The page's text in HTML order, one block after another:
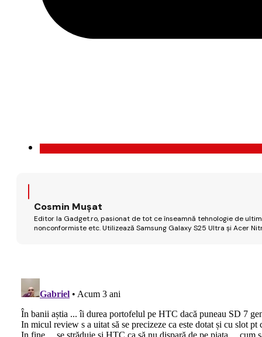
Cosmin Mușat
Editor la Gadget.ro, pasionat de tot ce înseamnă tehnologie de
nonconformiste etc. Utilizează Samsung Galaxy S25 Ultra și Acer